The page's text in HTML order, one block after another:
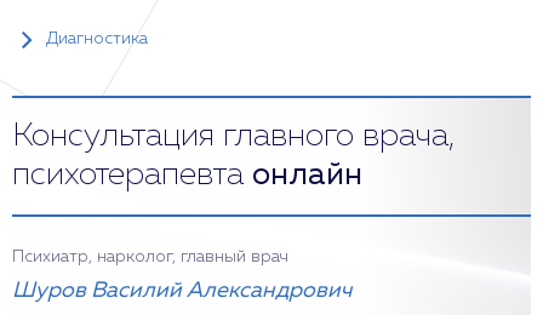
Диагностика
Консультация главного врача,
психотерапевта онлайн
Психиатр, нарколог, главный врач
Шуров Василий Александрович